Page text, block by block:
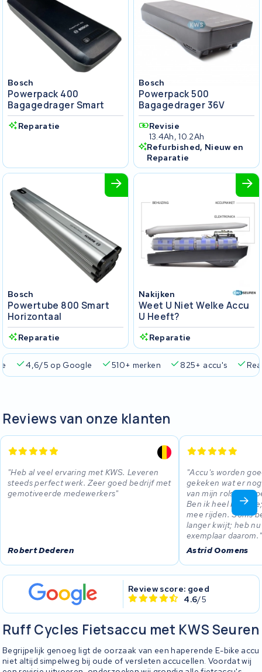
Bosch
Powerpack 400
Bagagedrager Smart
Reparatie
Bosch
Powerpack 500
Bagagedrager 36V
Revisie
13.4Ah, 10.2Ah
Refurbished, Nieuw en
Reparatie
Bosch
Powertube 800 Smart
Horizontaal
Reparatie
Nakijken
Weet U Niet Welke Accu
U Heeft?
Reparatie
4,6/5 op Google 510+ merken 825+ accu's
Reviews van onze klanten
Heb al veel ervaring met KWS. Leveren
steeds perfect werk. Zeer goed bedrijf met
gemotiveerde medewerkers
Robert Dederen
Accu's worden
gekeken wat er
van mijn rolstoel
Ben ik heel blij
mee rijden. Soms
langer kwijt; heb
exemplaar daarom.
Astrid Oomens
Review score: goed
4.6/5
Ruff Cycles Fietsaccu met KWS Seuren
Begrijpelijk genoeg ligt de oorzaak van een haperende E-bike accu
niet altijd simpelweg bij oude of versleten accucellen. Voordat wij